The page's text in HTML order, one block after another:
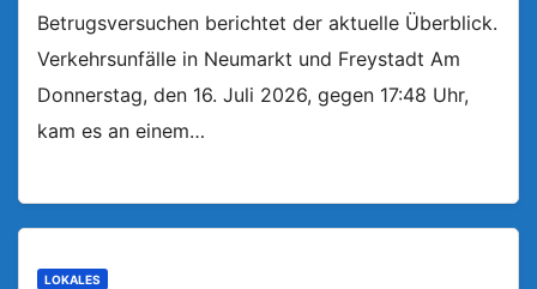
Betrugsversuchen berichtet der aktuelle Überblick.
Verkehrsunfälle in Neumarkt und Freystadt Am
Donnerstag, den 16. Juli 2026, gegen 17:48 Uhr,
kam es an einem…
LOKALES